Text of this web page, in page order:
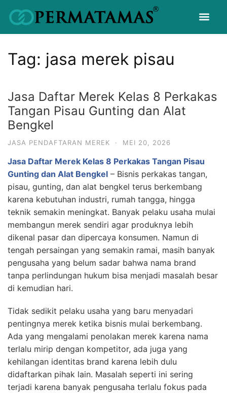
Tag: jasa merek pisau
Jasa Daftar Merek Kelas 8 Perkakas
Tangan Pisau Gunting dan Alat
Bengkel
JASA PENDAFTARAN MEREK · MEI 20, 2026
Jasa Daftar Merek Kelas 8 Perkakas Tangan Pisau
Gunting dan Alat Bengkel – Bisnis perkakas tangan,
pisau, gunting, dan alat bengkel terus berkembang
karena kebutuhan industri, rumah tangga, hingga
teknik semakin meningkat. Banyak pelaku usaha mulai
membangun merek sendiri agar produknya lebih
dikenal pasar dan dipercaya konsumen. Namun di
tengah persaingan yang semakin ramai, masih banyak
pengusaha yang belum sadar bahwa nama brand
tanpa perlindungan hukum bisa menjadi masalah besar
di kemudian hari.
Tidak sedikit pelaku usaha yang baru menyadari
pentingnya merek ketika bisnis mulai berkembang.
Ada yang mengalami penolakan merek karena nama
terlalu mirip dengan kompetitor, ada juga yang
kehilangan identitas brand karena lebih dulu
didaftarkan pihak lain. Masalah seperti ini sering
terjadi karena banyak pengusaha terlalu fokus pada